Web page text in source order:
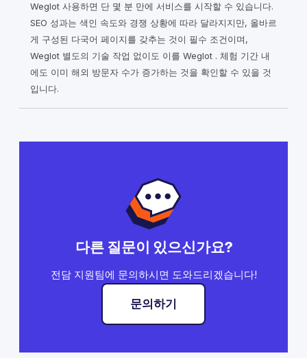
Weglot 사용하면 단 몇 분 만에 서비스를 시작할 수 있습니다.
SEO 성과는 색인 속도와 경쟁 상황에 따라 달라지지만, 올바르
게 구성된 다국어 페이지를 갖추는 것이 필수 조건이며,
Weglot 별도의 기술 작업 없이도 이를 Weglot . 체험 기간 내
에도 이미 해외 방문자 수가 증가하는 것을 확인할 수 있을 것
입니다.
다른 질문이 있으신가요?
전담 지원팀에 문의하시면 도와드리겠습니다!
문의하기